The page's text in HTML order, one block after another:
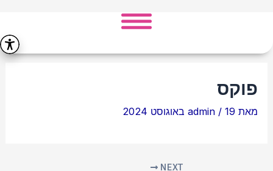
פוקס
מאת admin / 19 באוגוסט 2024
NEXT